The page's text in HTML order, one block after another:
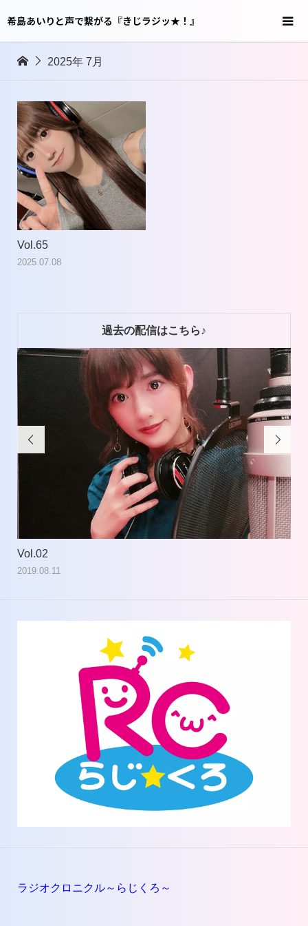
希島あいりと声で繋がる『きじラジッ★！』
2025年 7月
Vol.65
2025.07.08
過去の配信はこちら♪

Vol.02
2019.08.11

ラジオクロニクル～らじくろ～